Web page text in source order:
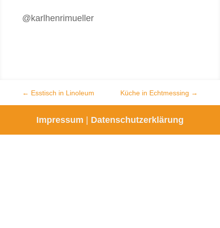
@karlhenrimueller
Küche in Echtmessing →
← Esstisch in Linoleum
Impressum Datenschutzerklärung